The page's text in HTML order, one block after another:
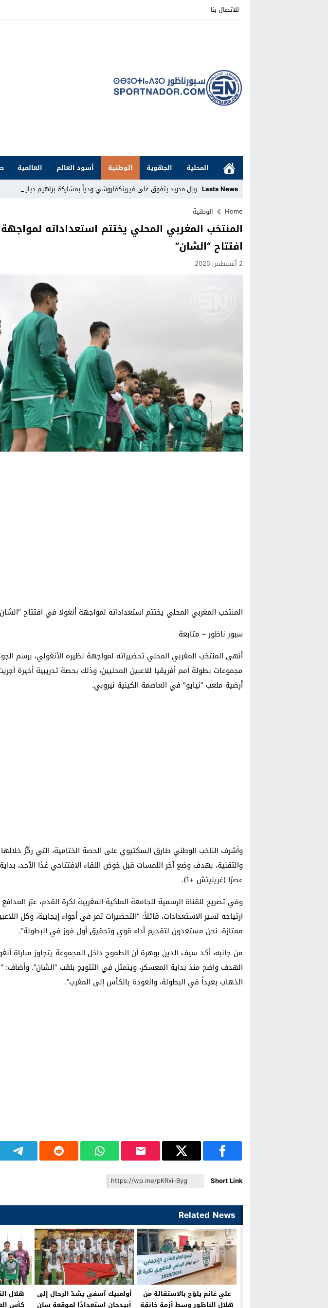
للاتصال بنا
المحلية الجهوية الوطنية أسود العالم العالمية
Lasts News ريال مدريد يتفوق على فيرينكفاروشي ودياً بمشاركة براهيم دياز
Stop
Previous
Next
Home الوطنية
المنتخب المغربي المحلي يختتم استعداداته
افتتاح “الشان”
2 أغسطس 2025
المنتخب المغربي المحلي يختتم استعداداته لمواجهة أنغولا في افتتاح
سبور ناظور – متابعة
أنهى المنتخب المغربي المحلي تحضيراته لمواجهة نظيره الأنغولي، برسم
مجموعات بطولة أمم أفريقيا للاعبين المحليين، وذلك بحصة تدريبية أخيرة
أرضية ملعب “نيايو” في العاصمة الكينية نيروبي.
وأشرف الناخب الوطني طارق السكتيوي على الحصة الختامية، التي ركّز خلالها
والتقنية، بهدف وضع آخر اللمسات قبل خوض اللقاء الافتتاحي غدًا الأحد،
عصرًا (غرينيتش +1).
وفي تصريح للقناة الرسمية للجامعة الملكية المغربية لكرة القدم، عبّر
ارتياحه لسير الاستعدادات، قائلاً: “التحضيرات تمر في أجواء إيجابية، وكل
ممتازة. نحن مستعدون لتقديم أداء قوي وتحقيق أول فوز في البطولة”.
من جانبه، أكد سيف الدين بوهرة أن الطموح داخل المجموعة يتجاوز مباراة
الهدف واضح منذ بداية المعسكر، ويتمثل في التتويج بلقب “الشان”. وأضاف:
الذهاب بعيداً في البطولة، والعودة بالكأس إلى المغرب”.
Short Link
Related News
علي غانم يلوّح بالاستقالة من
هلال الناظور وسط أزمة خانقة
أولمبيك آسفي يشدّ الرحال إلى
أبيدجان استعدادًا لموقعة سان
هلال
كأس